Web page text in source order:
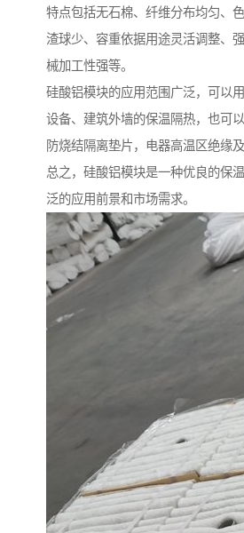
特点包括无石棉、纤维分布均匀、
渣球少、容重依据用途灵活调整、
械加工性强等。
硅酸铝模块的应用范围广泛，可以
设备、建筑外墙的保温隔热，也可
防烧结隔离垫片，电器高温区绝缘
总之，硅酸铝模块是一种优良的保
泛的应用前景和市场需求。